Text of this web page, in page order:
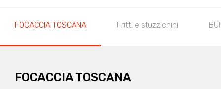
FOCACCIA TOSCANA Fritti e stuzzichini
FOCACCIA TOSCANA